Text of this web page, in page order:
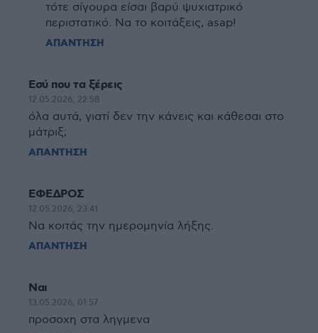
τότε σίγουρα είσαι βαρύ ψυχιατρικό
περιστατικό. Να το κοιτάξεις, asap!
ΑΠΑΝΤΗΣΗ
Εσύ που τα ξέρεις
12.05.2026, 22:58
όλα αυτά, γιατί δεν την κάνεις και κάθεσαι στο
μάτριξ;
ΑΠΑΝΤΗΣΗ
ΕΦΕΔΡΟΣ
12.05.2026, 23:41
Να κοιτάς την ημερομηνία λήξης.
ΑΠΑΝΤΗΣΗ
Ναι
13.05.2026, 01:57
προσοχη στα ληγμενα